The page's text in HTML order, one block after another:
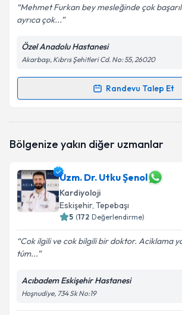
Mehmet Furkan bey mesleğinde çok
ayrıca çok...
Özel Anadolu Hastanesi
Akarbaşı, Kıbrıs Şehitleri Cd. No: 55, 26020
Randevu Talep Et
Randevu Takvimi Talebi
oluşturun. Size bu uzmandan randevu
E-posta Adresiniz
Kişisel verilerimin işlenmesine
Bölgenize yakın diğer uzmanlar
Uzm. Dr. Utku Şenol
Kardiyoloji
Eskişehir, Tepebaşı
5 (172 Değerlendirme)
Cok ilgili ve cok bilgili bir doktor. Aciklama
túm...
Acıbadem Eskişehir Hastanesi
Hoşnudiye, 734 Sk No:19